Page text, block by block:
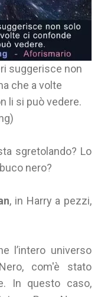
suggerisce non
che a volte
li si può vedere.
sgretolando? Lo
nero?
, in Harry a pezzi,
l’intero universo
com'è stato
In questo caso,